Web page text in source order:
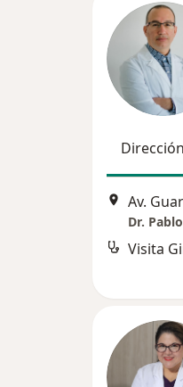
Dirección
Av.
Dr.
Visita